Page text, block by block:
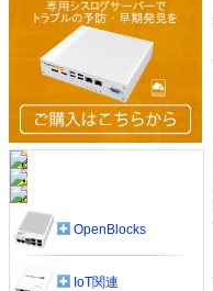
OpenBlocks
IoT関連